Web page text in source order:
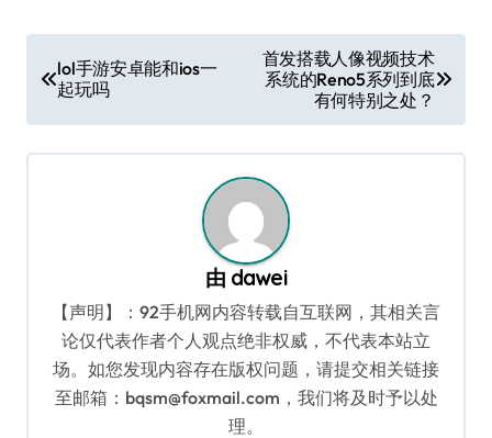
章
导
航
lol手游安卓能和ios一
起玩吗
首发搭载人像视频技术
系统的Reno5系列到底
有何特别之处？
由 dawei
【声明】：92手机网内容转载自互联网，其相关言
论仅代表作者个人观点绝非权威，不代表本站立
场。如您发现内容存在版权问题，请提交相关链接
至邮箱：bqsm@foxmail.com，我们将及时予以处
理。